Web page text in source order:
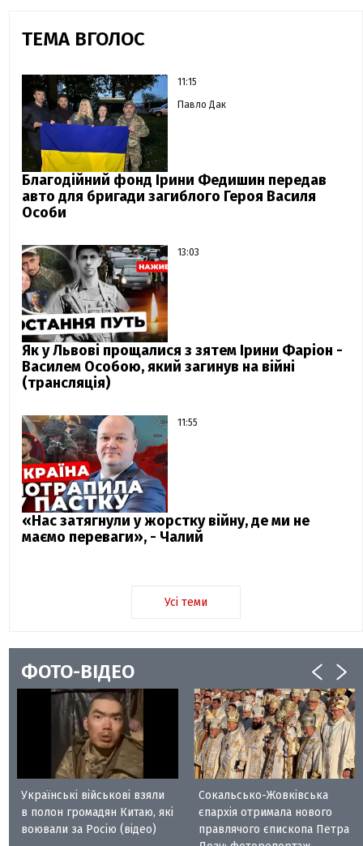
ТЕМА ВГОЛОС
11:15
Павло Дак
Благодійний фонд Ірини Федишин передав
авто для бригади загиблого Героя Василя
Особи
13:03
Як у Львові прощалися з зятем Ірини Фаріон -
Василем Особою, який загинув на війні
(трансляція)
11:55
«Нас затягнули у жорстку війну, де ми не
маємо переваги», - Чалий
Усі теми
ФОТО-ВІДЕО
Українські військові взяли
в полон громадян Китаю, які
воювали за Росію (відео)
Сокальсько-Жовківська
єпархія отримала нового
правлячого єпископа Петра